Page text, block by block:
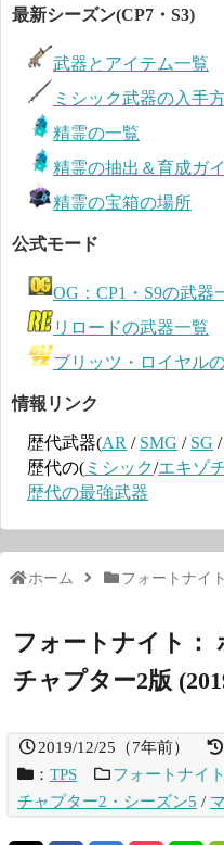
最新シーズン(CP7・S3)
武器とアイテム一覧
ミシック武器の入手
精霊の一覧
精霊の抽出＆育成ガ
精霊の宝箱の場所
公式モード
OG：CP1・S9の武器
リロードの武器一覧
ブリッツ・ロイヤル
情報リンク
歴代武器(AR / SMG / SG /
歴代の( ミシック/エキゾ
歴代の最強武器
ホーム フォートナイト
フォートナイト：
チャプター2版
2019/12/25 （7年前）
： TPS フォートナイト
チャプター2・シーズン5 /